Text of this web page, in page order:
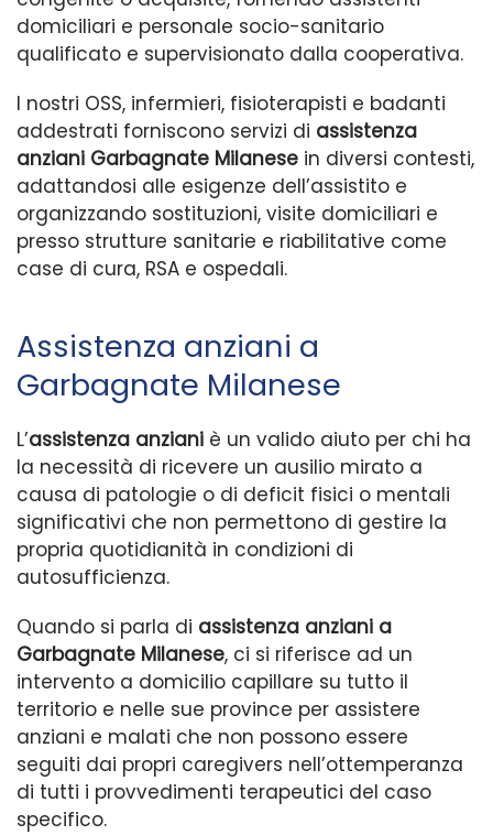
domiciliari e personale socio-sanitario
qualificato e supervisionato dalla cooperativa.
I nostri OSS, infermieri, fisioterapisti e badanti
addestrati forniscono servizi di assistenza
anziani Garbagnate Milanese in diversi contesti,
adattandosi alle esigenze dell’assistito e
organizzando sostituzioni, visite domiciliari e
presso strutture sanitarie e riabilitative come
case di cura, RSA e ospedali.
Assistenza anziani a
Garbagnate Milanese
L’assistenza anziani è un valido aiuto per chi ha
la necessità di ricevere un ausilio mirato a
causa di patologie o di deficit fisici o mentali
significativi che non permettono di gestire la
propria quotidianità in condizioni di
autosufficienza.
Quando si parla di assistenza anziani a
Garbagnate Milanese, ci si riferisce ad un
intervento a domicilio capillare su tutto il
territorio e nelle sue province per assistere
anziani e malati che non possono essere
seguiti dai propri caregivers nell’ottemperanza
di tutti i provvedimenti terapeutici del caso
specifico.